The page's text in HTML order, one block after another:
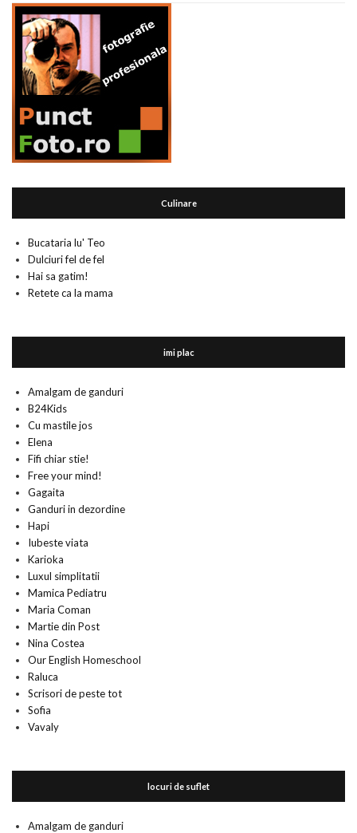
Culinare
Bucataria lu' Teo
Dulciuri fel de fel
Hai sa gatim!
Retete ca la mama
imi plac
Amalgam de ganduri
B24Kids
Cu mastile jos
Elena
Fifi chiar stie!
Free your mind!
Gagaita
Ganduri in dezordine
Hapi
Iubeste viata
Karioka
Luxul simplitatii
Mamica Pediatru
Maria Coman
Martie din Post
Nina Costea
Our English Homeschool
Raluca
Scrisori de peste tot
Sofia
Vavaly
locuri de suflet
Amalgam de ganduri